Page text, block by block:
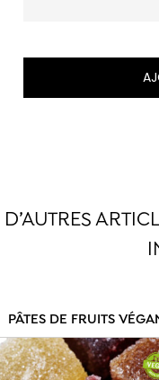
D’AUTRES
PÂTES DE FRUITS